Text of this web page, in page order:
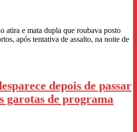
atira e mata dupla que roubava posto
após tentativa de assalto, na noite de
depois de passar
garotas de programa